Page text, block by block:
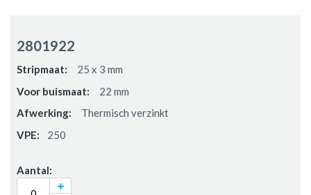
2801922
25 x 3 mm
22 mm
Thermisch verzinkt
250